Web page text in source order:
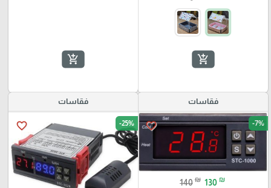
add_shopping_cart
add_shopping_cart
فقاسات
favorite_border -7%
140 ₪ 130 ₪
فقاسات
favorite_border -25%